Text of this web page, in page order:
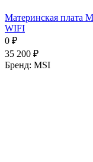
Материнская плата
WIFI
0 ₽
35 200 ₽
Бренд: MSI